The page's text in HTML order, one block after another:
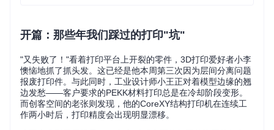
开篇：那些年我们踩过的打印"坑"
"又失败了！"看着打印平台上开裂的零件，3D打印爱好者小李
懊恼地抓了抓头发。这已经是他本周第三次因为层间分离问题
报废打印件。与此同时，工业设计师小王正对着模型边缘的翘
边发愁——客户要求的PEKK材料打印总是在冷却阶段变形。
而创客空间的老张则发现，他的CoreXY结构打印机在连续工
作两小时后，打印精度会出现明显漂移。